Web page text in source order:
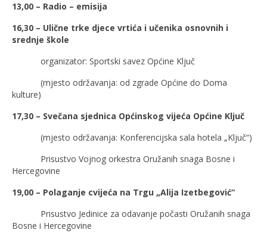
13,00 – Radio – emisija
16,30 – Ulične trke djece vrtića i učenika osnovnih i
srednje škole
organizator: Sportski savez Općine Ključ
(mjesto održavanja: od zgrade Općine do Doma
kulture)
17,30 – Svečana sjednica Općinskog vijeća Općine Ključ
(mjesto održavanja: Konferencijska sala hotela „Ključ“)
Prisustvo Vojnog orkestra Oružanih snaga Bosne i
Hercegovine
19,00 – Polaganje cvijeća na Trgu „Alija Izetbegović“
Prisustvo Jedinice za odavanje počasti Oružanih snaga
Bosne i Hercegovine